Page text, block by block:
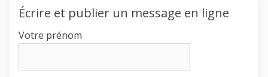
Écrire et publier un message en ligne
Votre prénom